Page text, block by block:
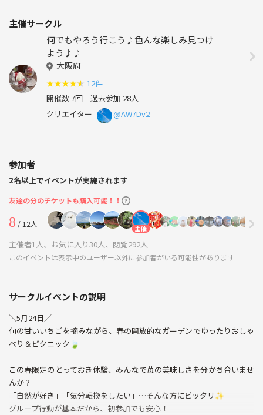
主催サークル
何でもやろう行こう♪色んな楽しみ見つけ
よう♪♪
大阪府
★★★★★ 12件
開催数 7回 過去参加 28人
クリエイター
@AW7Dv2
参加者
2名以上でイベントが実施されます
友達の分のチケットも購入可能！！
8 / 12人 主催
主催者1人、お気に入り30人、閲覧292人
このイベントは表示中のユーザー以外に参加者がいる可能性があります
サークルイベントの説明
＼5月24日／
旬の甘いいちごを摘みながら、春の開放的なガーデンでゆったりおしゃ
べり＆ピクニック🍃
この春限定のとっておき体験、みんなで苺の美味しさを分かち合いませ
んか？
「自然が好き」「気分転換をしたい」…そんな方にピッタリ✨
グループ行動が基本だから、初参加でも安心！